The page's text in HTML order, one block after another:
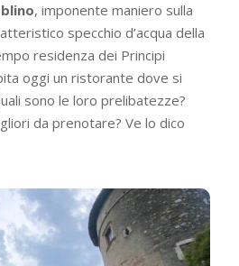
, imponente maniero sulla
specchio d’acqua della
residenza dei Principi
oggi un ristorante dove si
sono le loro prelibatezze?
da prenotare? Ve lo dico